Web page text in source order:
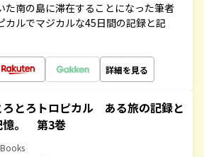
た南の島に滞在することになった筆者
カルでマジカルな45日間の記録と記
詳細を見る
ろとろトロピカル ある旅の記録と
憶。 第3巻